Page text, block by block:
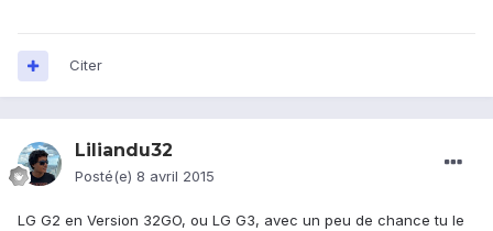
Citer
Liliandu32
Posté(e) 8 avril 2015
LG G2 en Version 32GO, ou LG G3, avec un peu de chance tu le